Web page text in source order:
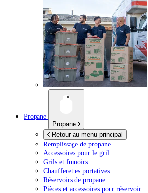
Propane
Propane
Retour au menu principal
Remplissage de propane
Accessoires pour le gril
Grils et fumoirs
Chaufferettes portatives
Réservoirs de propane
Pièces et accessoires pour réservoir